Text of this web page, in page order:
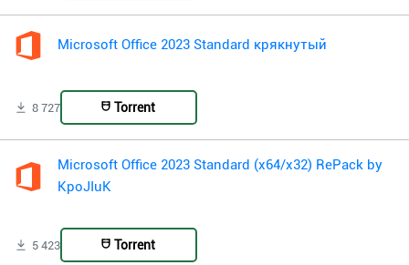
Microsoft Office 2023 Standard крякнутый
8 727 Torrent
Microsoft Office 2023 Standard (x64/x32) RePack by
KpoJIuK
5 423 Torrent